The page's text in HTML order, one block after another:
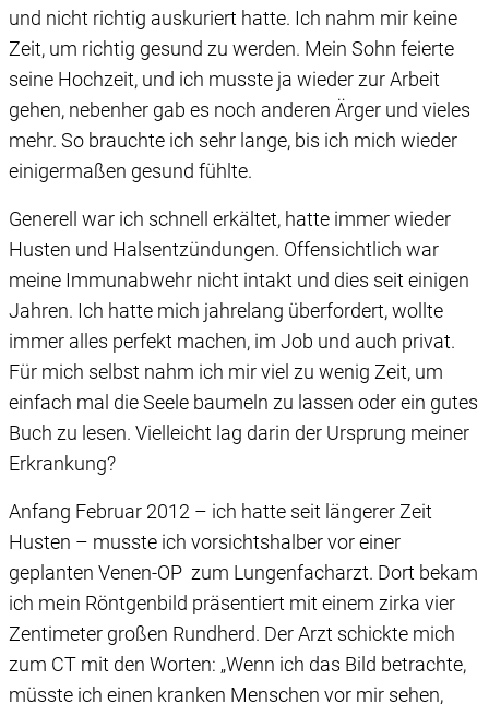
und nicht richtig auskuriert hatte. Ich nahm mir keine
Zeit, um richtig gesund zu werden. Mein Sohn feierte
seine Hochzeit, und ich musste ja wieder zur Arbeit
gehen, nebenher gab es noch anderen Ärger und vieles
mehr. So brauchte ich sehr lange, bis ich mich wieder
einigermaßen gesund fühlte.
Generell war ich schnell erkältet, hatte immer wieder
Husten und Halsentzündungen. Offensichtlich war
meine Immunabwehr nicht intakt und dies seit einigen
Jahren. Ich hatte mich jahrelang überfordert, wollte
immer alles perfekt machen, im Job und auch privat.
Für mich selbst nahm ich mir viel zu wenig Zeit, um
einfach mal die Seele baumeln zu lassen oder ein gutes
Buch zu lesen. Vielleicht lag darin der Ursprung meiner
Erkrankung?
Anfang Februar 2012 – ich hatte seit längerer Zeit
Husten – musste ich vorsichtshalber vor einer
geplanten Venen-OP zum Lungenfacharzt. Dort bekam
ich mein Röntgenbild präsentiert mit einem zirka vier
Zentimeter großen Rundherd. Der Arzt schickte mich
zum CT mit den Worten: „Wenn ich das Bild betrachte,
müsste ich einen kranken Menschen vor mir sehen,